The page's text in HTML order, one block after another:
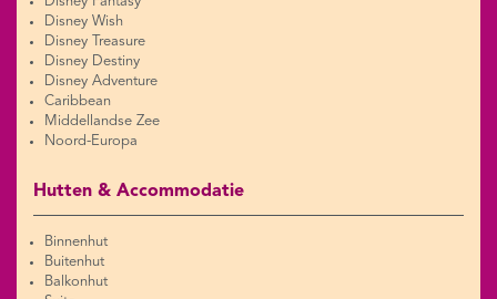
Disney Wish
Disney Treasure
Disney Destiny
Disney Adventure
Caribbean
Middellandse Zee
Noord-Europa
Hutten & Accommodatie
Binnenhut
Buitenhut
Balkonhut